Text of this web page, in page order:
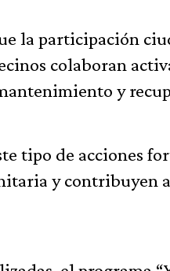
la participación
colaboran
y
tipo de acciones
y contribuyen